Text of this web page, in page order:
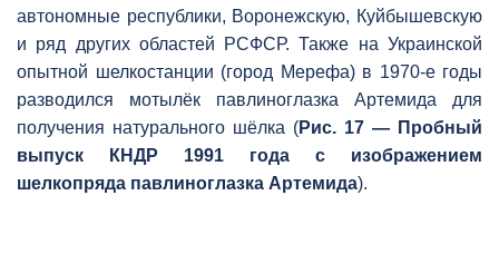
автономные республики, Воронежскую, Куйбышевскую
и ряд других областей РСФСР. Также на Украинской
опытной шелкостанции (город Мерефа) в 1970-е годы
разводился мотылёк павлиноглазка Артемида для
получения натурального шёлка (Рис. 17 — Пробный
выпуск КНДР 1991 года с изображением
шелкопряда павлиноглазка Артемида).